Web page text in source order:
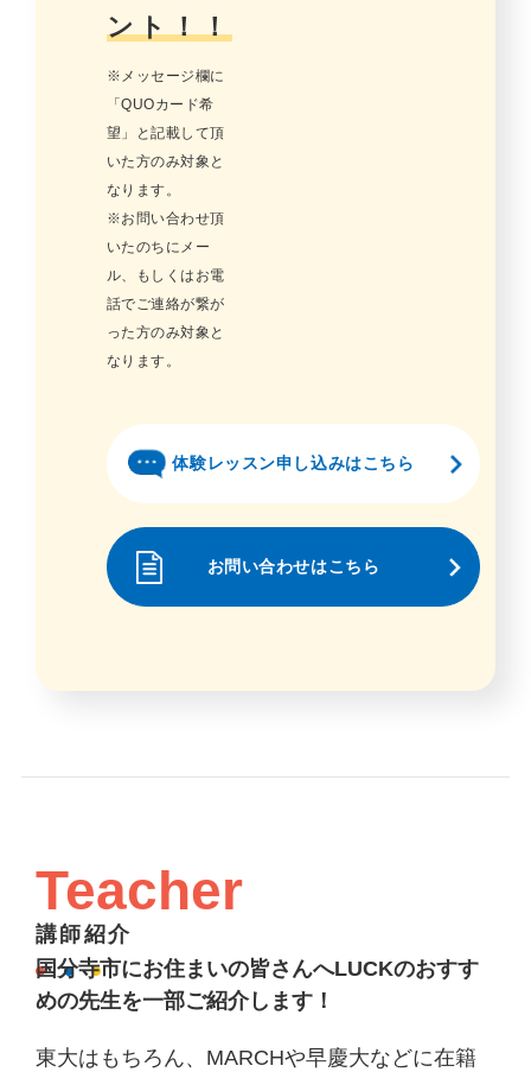
ント！！
※メッセージ欄に
「QUOカード希
望」と記載して頂
いた方のみ対象と
なります。
※お問い合わせ頂
いたのちにメー
ル、もしくはお電
話でご連絡が繋が
った方のみ対象と
なります。
体験レッスン申し込みはこちら
お問い合わせはこちら
Teacher
講師紹介
国分寺市にお住まいの皆さんへLUCKのおすす
めの先生を一部ご紹介します！
東大はもちろん、MARCHや早慶大などに在籍